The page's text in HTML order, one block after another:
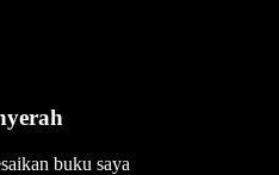
buku saya